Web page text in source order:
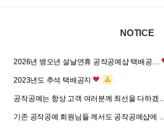
NOTICE
2026년 병오년 설날연휴 공작공예샵 택배공…
2023년도 추석 택배공지
공작공예는 항상 고객 여러분께 최선을 다하겠…
기존 공작공예 회원님들 께서도 공작공예샵에 …